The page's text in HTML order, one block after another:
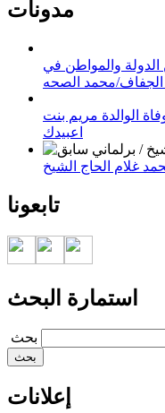
مدونات
الدولة والمواطن في
محمد الصحه
الوالدة مريم بنت
اعبيدك
غلام الحاج الشيخ
تابعونا
استمارة البحث
‏بحث ‏
إعلانات